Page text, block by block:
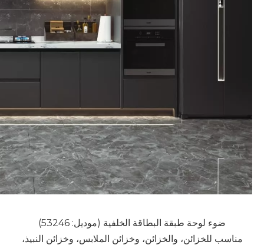
ضوء لوحة طبقة البطاقة الخلفية (موديل: 53246)
مناسب للخزائن، والخزائن، وخزائن الملابس، وخزائن النبيذ،